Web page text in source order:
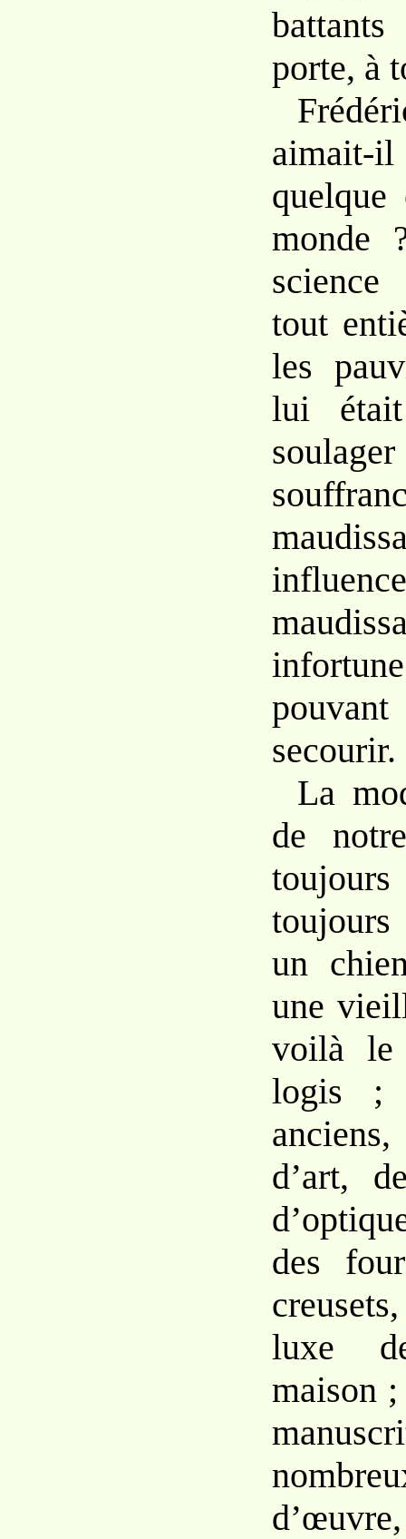
porte, à
aimait-il
quelque
monde
science
tout
les
lui
secourir.
La
de
un
une
voilà le
logis ;
d’art,
des
luxe
maison